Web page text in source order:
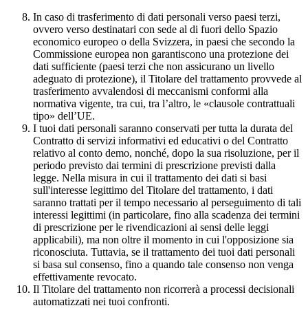
In caso di trasferimento di dati personali verso paesi terzi,
ovvero verso destinatari con sede al di fuori dello Spazio
economico europeo o della Svizzera, in paesi che secondo la
Commissione europea non garantiscono una protezione dei
dati sufficiente (paesi terzi che non assicurano un livello
adeguato di protezione), il Titolare del trattamento provvede al
trasferimento avvalendosi di meccanismi conformi alla
normativa vigente, tra cui, tra l’altro, le «clausole contrattuali
tipo» dell’UE.
I tuoi dati personali saranno conservati per tutta la durata del
Contratto di servizi informativi ed educativi o del Contratto
relativo al conto demo, nonché, dopo la sua risoluzione, per il
periodo previsto dai termini di prescrizione previsti dalla
legge. Nella misura in cui il trattamento dei dati si basi
sull'interesse legittimo del Titolare del trattamento, i dati
saranno trattati per il tempo necessario al perseguimento di tali
interessi legittimi (in particolare, fino alla scadenza dei termini
di prescrizione per le rivendicazioni ai sensi delle leggi
applicabili), ma non oltre il momento in cui l'opposizione sia
riconosciuta. Tuttavia, se il trattamento dei tuoi dati personali
si basa sul consenso, fino a quando tale consenso non venga
effettivamente revocato.
Il Titolare del trattamento non ricorrerà a processi decisionali
automatizzati nei tuoi confronti.